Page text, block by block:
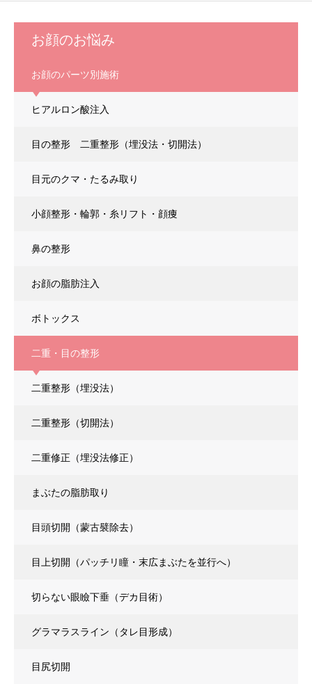
お顔のお悩み
お顔のパーツ別施術
ヒアルロン酸注入
目の整形 二重整形（埋没法・切開法）
目元のクマ・たるみ取り
小顔整形・輪郭・糸リフト ・顔痩
鼻の整形
お顔の脂肪注入
ボトックス
二重・目の整形
二重整形（埋没法）
二重整形（切開法）
二重修正（埋没法修正）
まぶたの脂肪取り
目頭切開（蒙古襞除去）
目上切開 （パッチリ瞳・末広まぶたを並行へ）
切らない眼瞼下垂（デカ目術）
グラマラスライン（タレ目形成）
目尻切開